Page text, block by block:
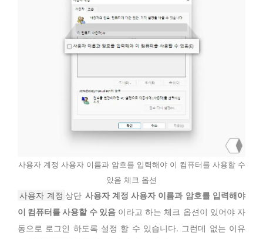
사용자 계정 사용자 이름과 암호를 입력해야 이 컴퓨터를 사용할 수
있음 체크 옵션
사용자 계정 상단 사용자 계정 사용자 이름과 암호를 입력해야
이 컴퓨터를 사용할 수 있음이라고 하는 체크 옵션이 있어야 자
동으로 로그인 하도록 설정 할 수 있습니다. 그런데 없는 이유